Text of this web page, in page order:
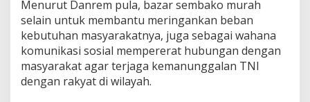
Menurut Danrem pula, bazar sembako murah
selain untuk membantu meringankan beban
kebutuhan masyarakatnya, juga sebagai wahana
komunikasi sosial mempererat hubungan dengan
masyarakat agar terjaga kemanunggalan TNI
dengan rakyat di wilayah.